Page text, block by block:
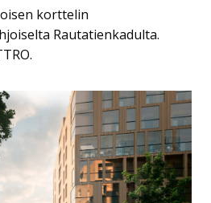
korttelin
Rautatienkadulta.